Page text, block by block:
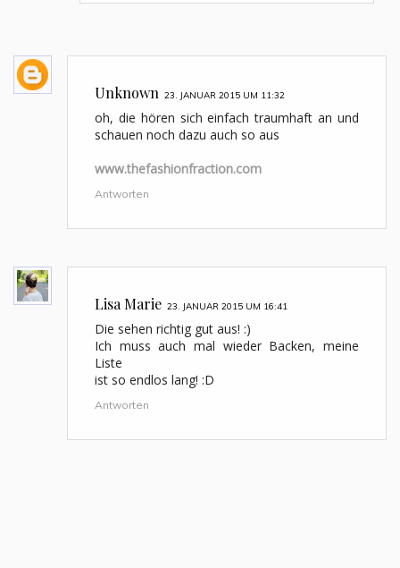
Unknown 23. JANUAR 2015 UM 11:32
oh, die hören sich einfach traumhaft an und
schauen noch dazu auch so aus
www.thefashionfraction.com
Antworten
Lisa Marie 23. JANUAR 2015 UM 16:41
Die sehen richtig gut aus! :)
Ich muss auch mal wieder Backen, meine
Liste
ist so endlos lang! :D
Antworten